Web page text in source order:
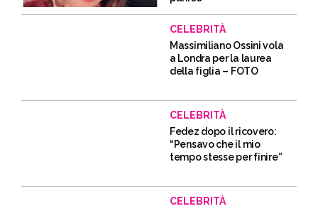
CELEBRITÀ
Massimiliano Ossini vola
a Londra per la laurea
della figlia – FOTO
CELEBRITÀ
Fedez dopo il ricovero:
“Pensavo che il mio
tempo stesse per finire”
CELEBRITÀ